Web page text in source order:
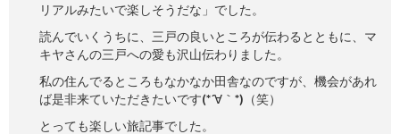
リアルみたいで楽しそうだな」でした。
読んでいくうちに、三戸の良いところが伝わるとともに、マ
キヤさんの三戸への愛も沢山伝わりました。
私の住んでるところもなかなか田舎なのですが、機会があれ
ば是非来ていただきたいです(*´∀｀*)（笑）
とっても楽しい旅記事でした。